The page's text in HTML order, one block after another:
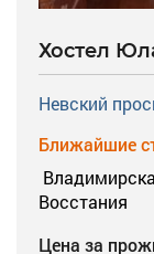
Хостел
Невский
Ближайшие
Восстания
Цена за